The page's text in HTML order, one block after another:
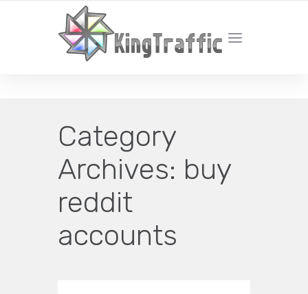
YOUR LOCAL DIGITAL MARKETING AGENCY
Category
Archives: buy
reddit
accounts